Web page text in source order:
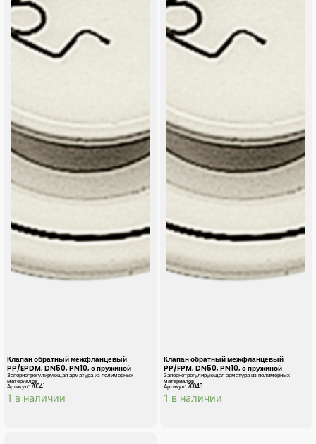
Клапан обратный межфланцевый
PP/EPDM, DN50, PN10, с пружиной
Запорно-регулирующая арматура из полимерных
материалов
Артикул: 70041
1 в наличии
Клапан обратный межфланцевый
PP/FPM, DN50, PN10, с пружиной
Запорно-регулирующая арматура из полимерных
материалов
Артикул: 70043
1 в наличии